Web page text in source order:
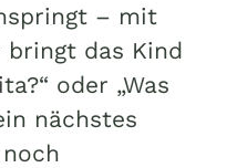
– mit
bringt das Kind
oder „Was
nächstes